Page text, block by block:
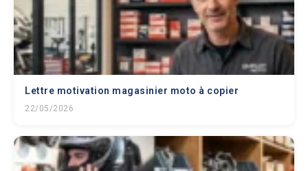
Lettre motivation magasinier moto à copier
22/05/2026